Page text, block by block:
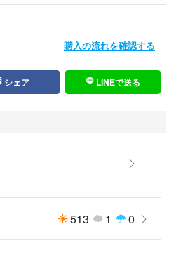
購入の流れを確認する
シェア LINEで送る
513 1 0